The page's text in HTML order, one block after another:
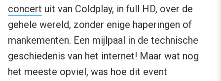
concert uit van Coldplay, in full HD, over de
gehele wereld, zonder enige haperingen of
mankementen. Een mijlpaal in de technische
geschiedenis van het internet! Maar wat nog
het meeste opviel, was hoe dit event